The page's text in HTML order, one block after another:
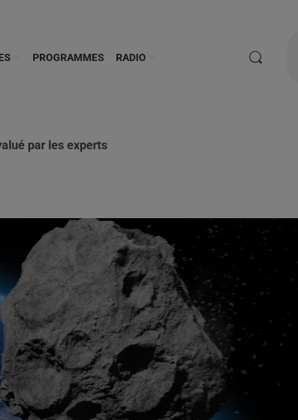
PROGRAMMES RADIO
par les experts